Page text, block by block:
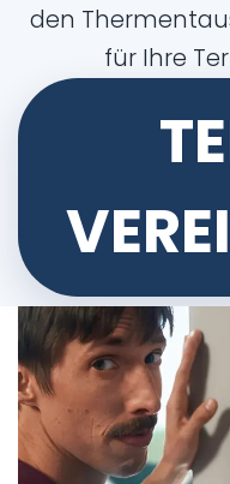
den
für Ihre